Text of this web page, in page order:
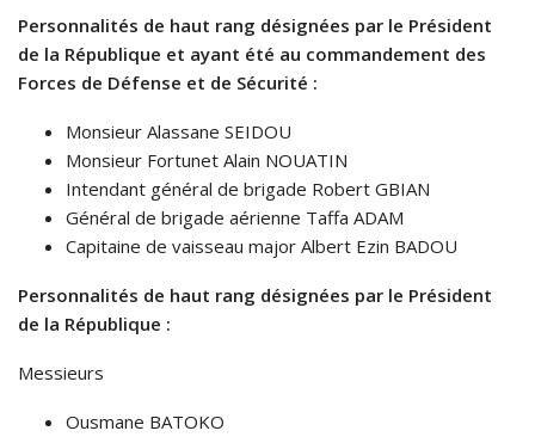
Personnalités de haut rang désignées par le Président
de la République et ayant été au commandement des
Forces de Défense et de Sécurité :
Monsieur Alassane SEIDOU
Monsieur Fortunet Alain NOUATIN
Intendant général de brigade Robert GBIAN
Général de brigade aérienne Taffa ADAM
Capitaine de vaisseau major Albert Ezin BADOU
Personnalités de haut rang désignées par le Président
de la République :
Messieurs
Ousmane BATOKO